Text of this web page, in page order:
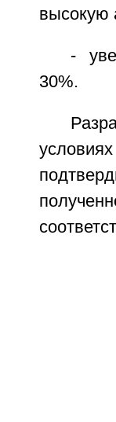
высокую
-
30%.